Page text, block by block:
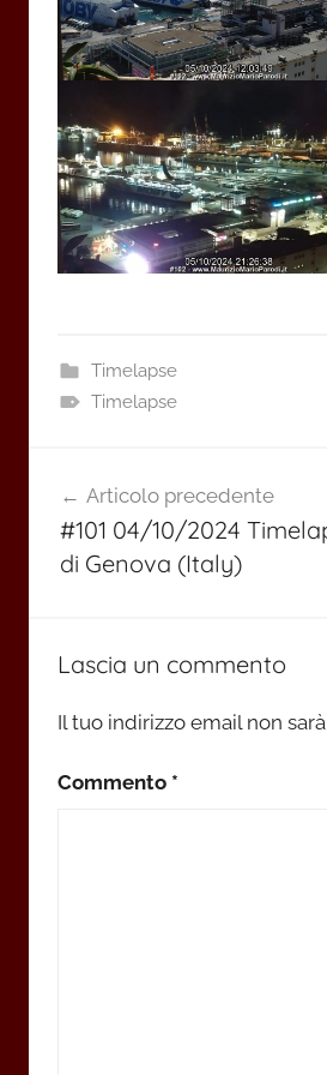
Timelapse
Timelapse
articoli
Articolo precedente
#101 04/10/2024
di Genova (Italy)
Lascia un commento
Il tuo indirizzo email non
Commento *